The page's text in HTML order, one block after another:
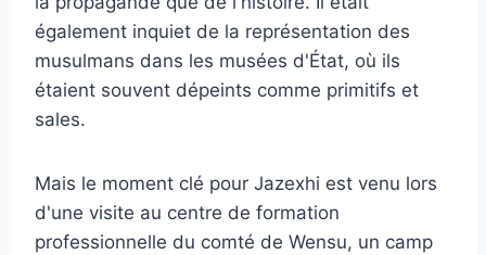
également inquiet de la représentation des
musulmans dans les musées d'État, où ils
étaient souvent dépeints comme primitifs et
sales.
Mais le moment clé pour Jazexhi est venu lors
d'une visite au centre de formation
professionnelle du comté de Wensu, un camp